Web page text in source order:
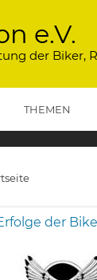
e.V.
der Biker,
THEMEN
der